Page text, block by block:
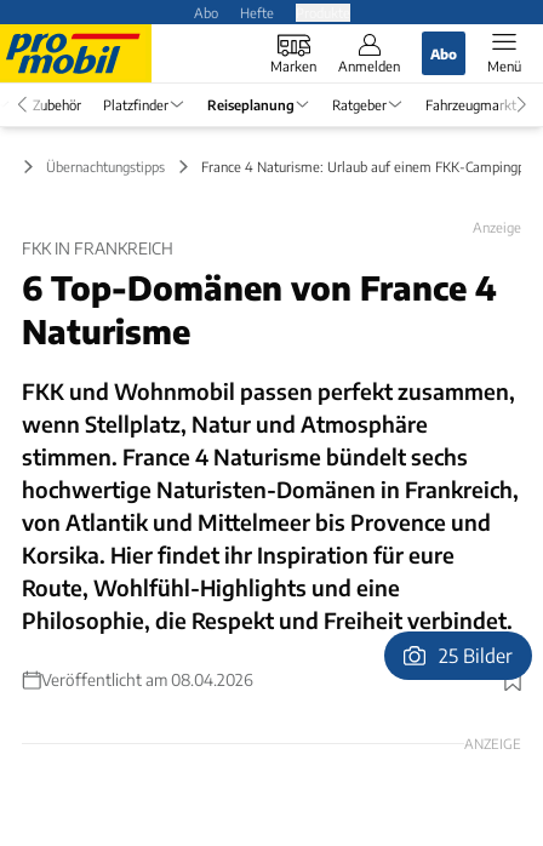
Abo Hefte
Marken Anmelden
Abo
Menü
Zubehör Platzfinder Reiseplanung Ratgeber Fahrzeugmarkt
Übernachtungstipps France 4 Naturisme: Urlaub auf einem FKK-
Anzeige
FKK IN FRANKREICH
6 Top-Domänen von France 4
Naturisme
FKK und Wohnmobil passen perfekt zusammen,
wenn Stellplatz, Natur und Atmosphäre
stimmen. France 4 Naturisme bündelt sechs
hochwertige Naturisten-Domänen in Frankreich,
von Atlantik und Mittelmeer bis Provence und
Korsika. Hier findet ihr Inspiration für eure
Route, Wohlfühl-Highlights und eine
Philosophie, die Respekt und Freiheit verbindet.
Veröffentlicht am 08.04.2026
Foto: SEB_Chebassier
25 Bilder
ANZEIGE